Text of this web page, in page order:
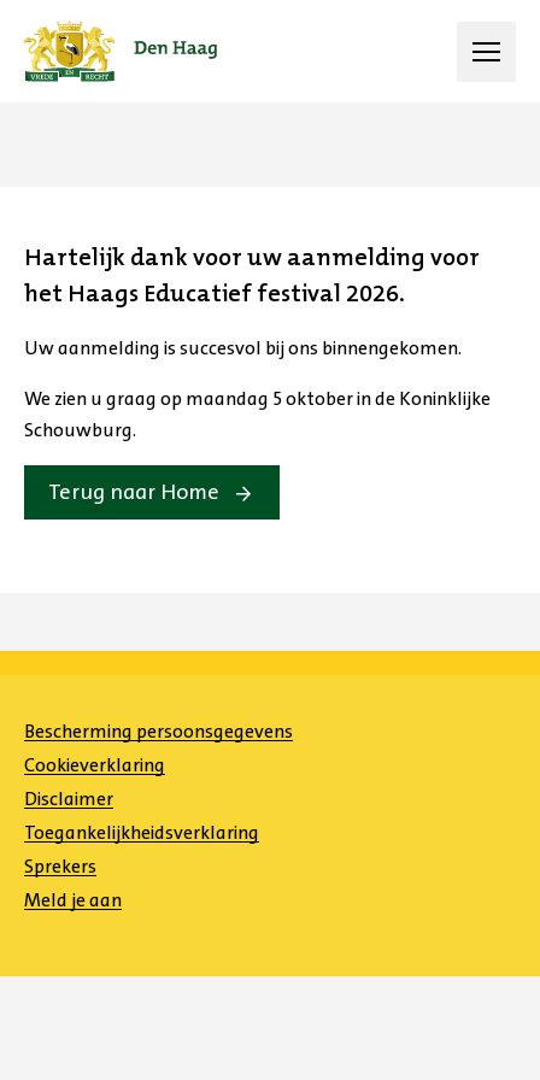
Open
Hartelijk dank voor uw aanmelding voor
het Haags Educatief festival 2026.
Uw aanmelding is succesvol bij ons binnengekomen.
We zien u graag op maandag 5 oktober in de Koninklijke
Schouwburg.
Terug naar Home
Bescherming persoonsgegevens
Cookieverklaring
Disclaimer
Toegankelijkheidsverklaring
Sprekers
Meld je aan